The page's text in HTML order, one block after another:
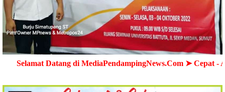
di MediaPendampingNews.Com ➤ Cepat - Akurat -